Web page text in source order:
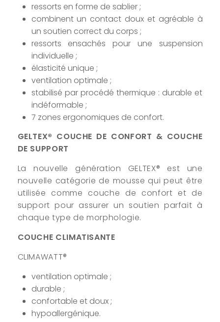
ressorts en forme de sablier ;
combinent un contact doux et agréable à
un soutien correct du corps ;
ressorts ensachés pour une suspension
individuelle ;
élasticité unique ;
ventilation optimale ;
stabilisé par procédé thermique : durable et
indéformable ;
7 zones ergonomiques de confort.
GELTEX® COUCHE DE CONFORT & COUCHE
DE SUPPORT
La nouvelle génération GELTEX® est une
nouvelle catégorie de mousse qui peut être
utilisée comme couche de confort et de
support pour assurer un soutien parfait à
chaque type de morphologie.
COUCHE CLIMATISANTE
CLIMAWATT®
ventilation optimale ;
durable ;
confortable et doux ;
hypoallergénique.